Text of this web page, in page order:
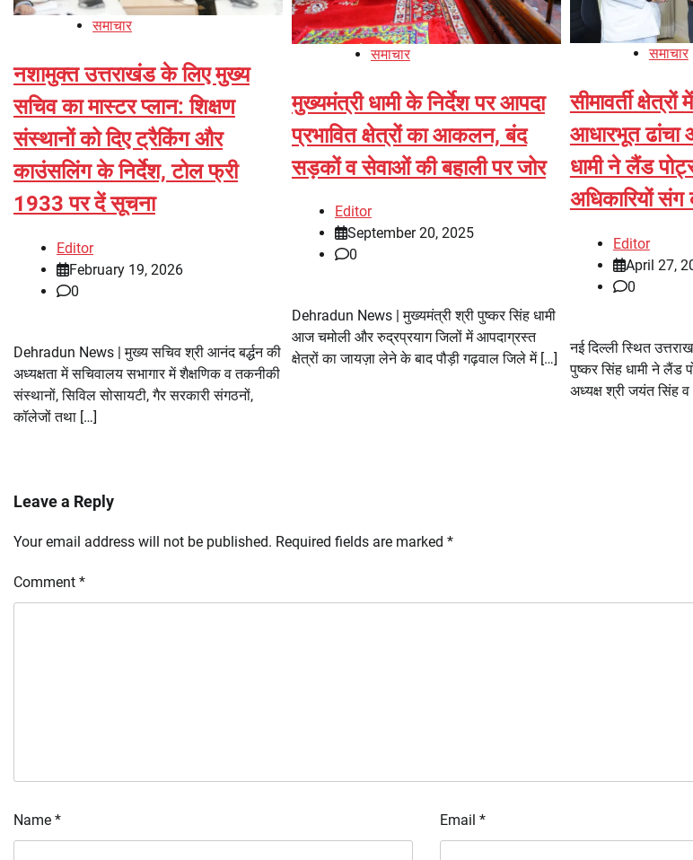
समाचार
नशामुक्त उत्तराखंड के लिए मुख्य
सचिव का मास्टर प्लान: शिक्षण
संस्थानों को दिए ट्रैकिंग और
काउंसलिंग के निर्देश, टोल फ्री
1933 पर दें सूचना
Editor
February 19, 2026
0
Dehradun News | मुख्य सचिव श्री आनंद बर्द्धन की
अध्यक्षता में सचिवालय सभागार में शैक्षणिक व तकनीकी
संस्थानों, सिविल सोसायटी, गैर सरकारी संगठनों,
कॉलेजों तथा […]
समाचार
मुख्यमंत्री धामी के निर्देश पर आपदा
प्रभावित क्षेत्रों का आकलन, बंद
सड़कों व सेवाओं की बहाली पर जोर
Editor
September 20, 2025
0
Dehradun News | मुख्यमंत्री श्री पुष्कर सिंह धामी
आज चमोली और रुद्रप्रयाग जिलों में आपदाग्रस्त
क्षेत्रों का जायज़ा लेने के बाद पौड़ी गढ़वाल जिले में […]
समाचार
सीमावर्ती
आधारभूत ढांचा
धामी ने लैंड
अधिकारियों
Editor
April 27,
0
नई दिल्ली स्थित
पुष्कर सिंह धामी ने लैंड
अध्यक्ष श्री जयंत सिंह व
Leave a Reply
Your email address will not be published. Required fields are marked *
Comment *
Name * Email *